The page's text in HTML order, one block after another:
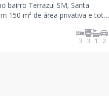
bairro Terrazul SM, Santa
150 m² de área privativa e total
sociais. Além disso,
proporcionando conforto
3 3 1 2